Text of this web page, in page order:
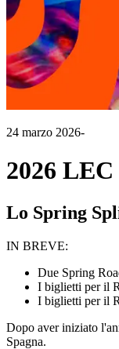
24 marzo 2026-
2026
Lo Spring
IN BREVE:
Due Spring
I biglietti per il
I biglietti per il
Dopo aver iniziato
Spagna.